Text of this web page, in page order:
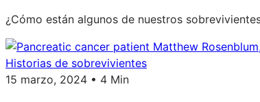
¿Cómo están algunos de nuestros
Historias de sobrevivientes
15 marzo, 2024 • 4 Min